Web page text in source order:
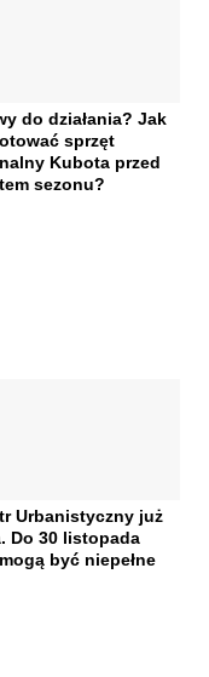
do działania? Jak
sprzęt
Kubota przed
sezonu?
Urbanistyczny już
Do 30 listopada
być niepełne